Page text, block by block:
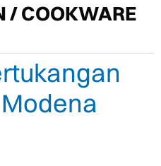
/ COOKWARE